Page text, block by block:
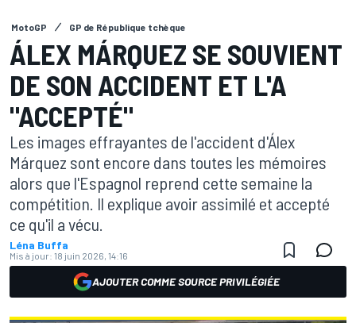
MotoGP GP de République tchèque
ÁLEX MÁRQUEZ SE SOUVIENT
DE SON ACCIDENT ET L'A
"ACCEPTÉ"
Les images effrayantes de l'accident d'Álex
Márquez sont encore dans toutes les mémoires
alors que l'Espagnol reprend cette semaine la
compétition. Il explique avoir assimilé et accepté
ce qu'il a vécu.
Léna Buffa
Mis à jour: 18 juin 2026, 14:16
AJOUTER COMME SOURCE PRIVILÉGIÉE